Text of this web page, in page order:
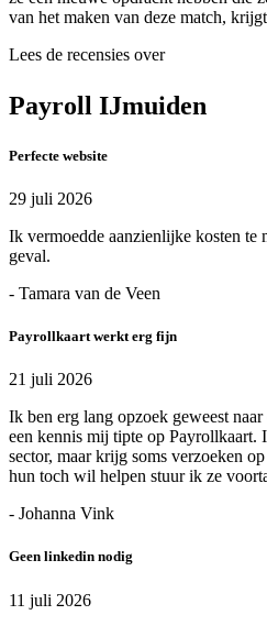
van het maken van deze match,
Lees de recensies over
Payroll IJmuiden
Perfecte website
29 juli 2026
Ik vermoedde aanzienlijke kosten te
geval.
- Tamara van de Veen
Payrollkaart werkt erg fijn
21 juli 2026
Ik ben erg lang opzoek geweest
een kennis mij tipte op
sector, maar krijg soms verzoeken
hun toch wil helpen stuur ik ze
- Johanna Vink
Geen linkedin nodig
11 juli 2026